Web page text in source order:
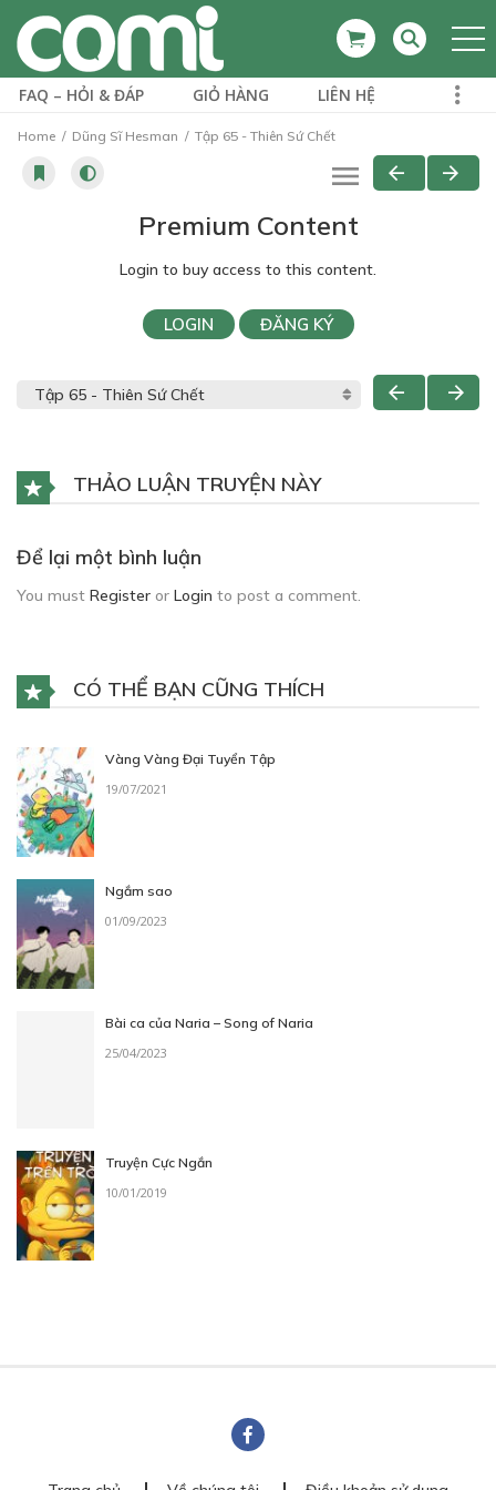
FAQ – HỎI & ĐÁP GIỎ HÀNG LIÊN HỆ
Home Dũng Sĩ Hesman Tập 65 - Thiên Sứ Chết
Premium Content
Login to buy access to this content.
LOGIN ĐĂNG KÝ
THẢO LUẬN TRUYỆN NÀY
Để lại một bình luận
You must Register or Login to post a comment.
CÓ THỂ BẠN CŨNG THÍCH
Vàng Vàng Đại Tuyển Tập
19/07/2021
Ngắm sao
01/09/2023
Bài ca của Naria – Song of Naria
25/04/2023
Truyện Cực Ngắn
10/01/2019